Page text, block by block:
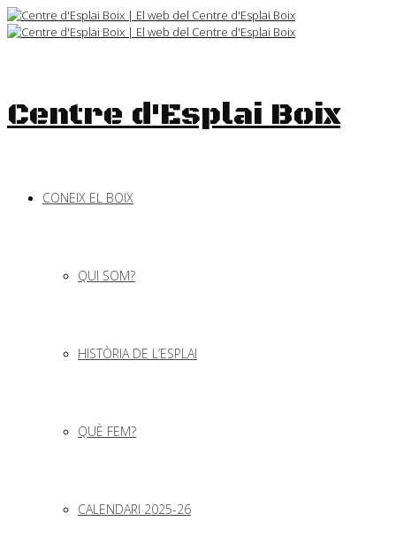
Skip
to
Centre d'Esplai Boix
CONEIX EL BOIX
QUI SOM?
HISTÒRIA DE L’ESPLAI
QUÈ FEM?
CALENDARI 2025-26